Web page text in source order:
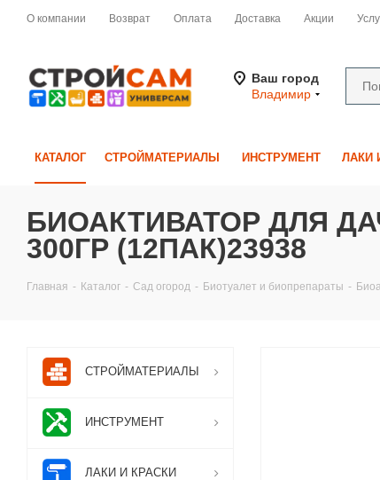
О компании Возврат Оплата Доставка Акции
Ваш город
Владимир
КАТАЛОГ СТРОЙМАТЕРИАЛЫ ИНСТРУМЕНТ ЛАКИ
БИОАКТИВАТОР ДЛЯ
300ГР (12ПАК)23938
Главная - Каталог - Сад огород - Биотуалет и биопрепараты -
СТРОЙМАТЕРИАЛЫ
ИНСТРУМЕНТ
ЛАКИ И КРАСКИ